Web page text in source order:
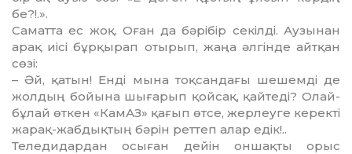
бе?!.».
Саматта ес жоқ. Оған да бә­рі­бір секілді. Аузынан
арақ иісі бұр­қырап отырып, жаңа әлгінде айт­қан
сөзі:
– Әй, қатын! Енді мына тоқ­сан­дағы шешемді де
жолдың бойы­на шығарып қойсақ, қай­теді? Олай-
бұлай өткен «КамАЗ» қағып өтсе, жерлеуге керекті
жа­рақ-жабдықтың бәрін реттеп алар едік!..
Теледидардан осыған дейін он­шақты орыс